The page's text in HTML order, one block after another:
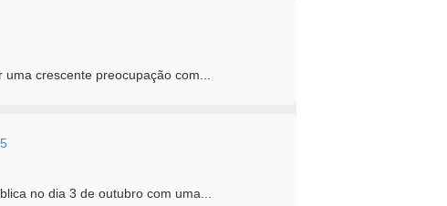
crescente preocupação com...
no dia 3 de outubro com uma...